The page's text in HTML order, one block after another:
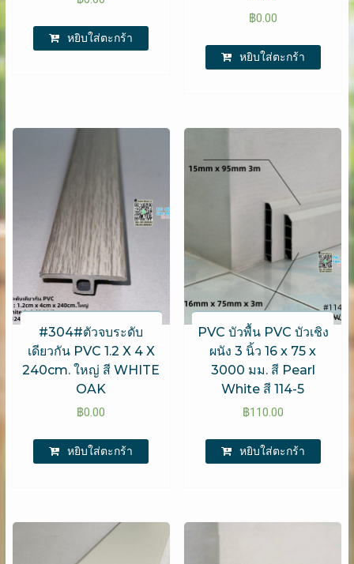
หยิบใส่ตะกร้า
฿0.00
หยิบใส่ตะกร้า
#304#ตัวจบระดับ
เดียวกัน PVC 1.2 X 4 X
240cm. ใหญ่ สี WHITE
OAK
฿0.00
หยิบใส่ตะกร้า
PVC บัวพื้น PVC บัวเชิง
ผนัง 3 นิ้ว 16 x 75 x
3000 มม. สี Pearl
White สี 114-5
฿110.00
หยิบใส่ตะกร้า